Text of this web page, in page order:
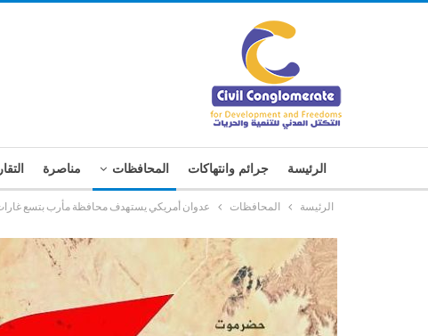
الرئيسة جرائم وانتهاكات المحافظات مناصرة
الرئيسة المحافظات عدوان أمريكي يستهدف محافظة مأرب بتسع